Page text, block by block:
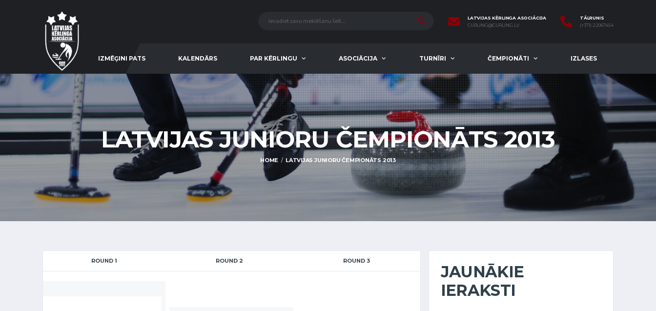
LATVIJAS KĒRLINGA ASOCIĀCIJA
CURLING@CURLING.LV
TĀLRUNIS
(+371) 22067454
IZMĒĢINI PATS KALENDĀRS PAR KĒRLINGU ASOCIĀCIJA TURNĪRI ČEMPIONĀTI IZLASES
LATVIJAS JUNIORU ČEMPIONĀTS 2013
HOME LATVIJAS JUNIORU ČEMPIONĀTS 2013
ROUND 1 ROUND 2 ROUND 3
JAUNĀKIE
IERAKSTI